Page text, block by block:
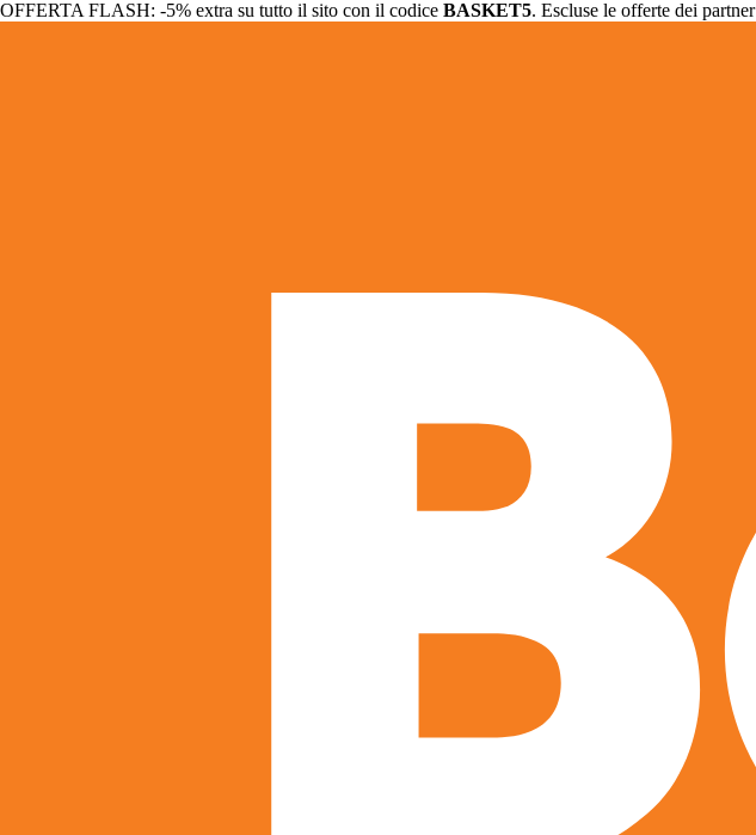
OFFERTA FLASH: -5% extra su tutto il sito con il codice BASKET5. Escluse le offerte dei partner